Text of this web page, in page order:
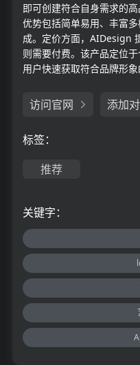
即可创建符合自身需求的
优势包括简单易用、丰富
成。定价方面，AIDesign
则需要付费。该产品定位
用户快速获取符合品牌形象
访问官网 添加
标签：
推荐
关键字：